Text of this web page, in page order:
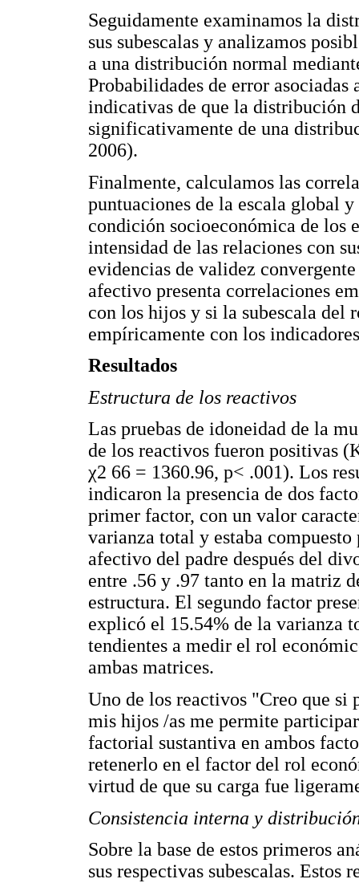
Seguidamente examinamos la
sus subescalas y analizamos
a una distribución normal
Probabilidades de error
indicativas de que la distribución
significativamente de una
2006).
Finalmente, calculamos las
puntuaciones de la escala global
condición socioeconómica de los
intensidad de las relaciones con
evidencias de validez
afectivo presenta correlaciones
con los hijos y si la subescala del
empíricamente con los
Resultados
Estructura de los reactivos
Las pruebas de idoneidad de la
de los reactivos fueron positivas
χ2 66 = 1360.96, p< .001). Los
indicaron la presencia de dos
primer factor, con un valor
varianza total y estaba
afectivo del padre después del
entre .56 y .97 tanto en la matriz
estructura. El segundo factor
explicó el 15.54% de la varianza
tendientes a medir el rol
ambas matrices.
Uno de los reactivos "Creo que si
mis hijos /as me permite
factorial sustantiva en ambos
retenerlo en el factor del rol
virtud de que su carga fue
Consistencia interna y
Sobre la base de estos primeros
sus respectivas subescalas. Estos